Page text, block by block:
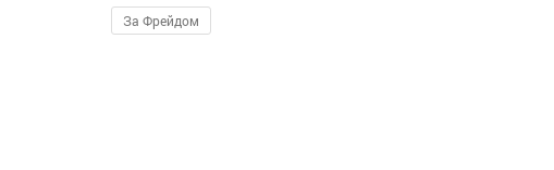
За Фрейдом